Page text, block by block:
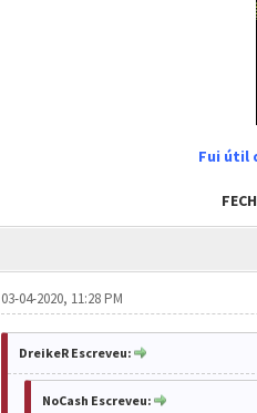
Fui útil
03-04-2020, 11:28 PM
DreikeR Escreveu:
NoCash Escreveu: